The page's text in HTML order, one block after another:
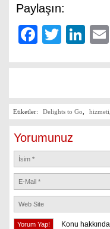
Paylaşın:
Etiketler: Delights to Go hizmeti
Yorumunuz
Konu